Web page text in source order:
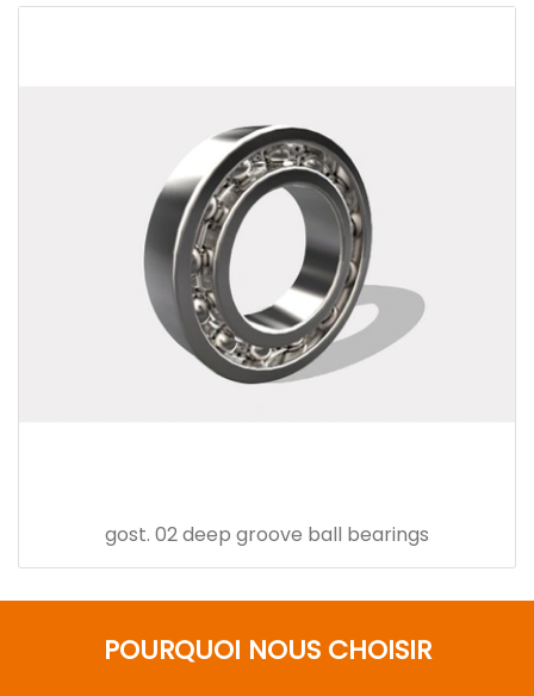
gost. 02 deep groove ball bearings
POURQUOI NOUS CHOISIR